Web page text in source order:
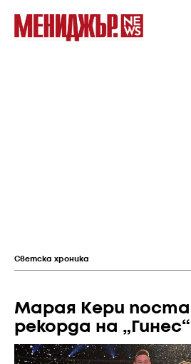
Светска хроника
Марая Кери
рекорда на „Гинес“